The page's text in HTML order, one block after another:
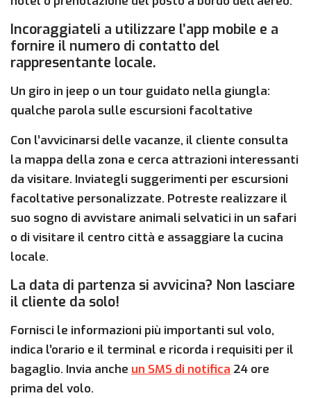
Incoraggiateli a utilizzare l’app mobile e a
fornire il numero di contatto del
rappresentante locale.
Un giro in jeep o un tour guidato nella giungla:
qualche parola sulle escursioni facoltative
Con l’avvicinarsi delle vacanze, il cliente consulta
la mappa della zona e cerca attrazioni interessanti
da visitare. Inviategli suggerimenti per escursioni
facoltative personalizzate. Potreste realizzare il
suo sogno di avvistare animali selvatici in un safari
o di visitare il centro città e assaggiare la cucina
locale.
La data di partenza si avvicina? Non lasciare
il cliente da solo!
Fornisci le informazioni più importanti sul volo,
indica l’orario e il terminal e ricorda i requisiti per il
bagaglio. Invia anche un SMS di notifica 24 ore
prima del volo.